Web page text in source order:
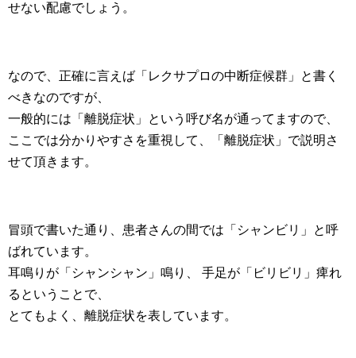
せない配慮でしょう。
なので、正確に言えば「レクサプロの中断症候群」と書く
べきなのですが、
一般的には「離脱症状」という呼び名が通ってますので、
ここでは分かりやすさを重視して、「離脱症状」で説明さ
せて頂きます。
冒頭で書いた通り、患者さんの間では「シャンビリ」と呼
ばれています。
耳鳴りが「シャンシャン」鳴り、 手足が「ビリビリ」痺れ
るということで、
とてもよく、離脱症状を表しています。